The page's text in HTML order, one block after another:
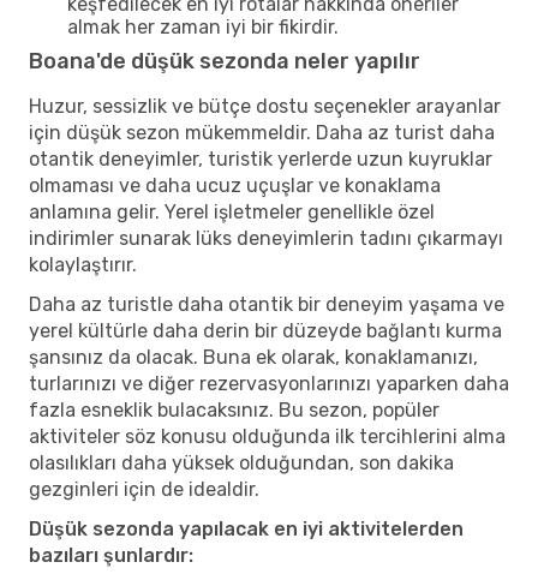
almak her zaman iyi bir fikirdir.
Boana'de düşük sezonda neler yapılır
Huzur, sessizlik ve bütçe dostu seçenekler arayanlar
için düşük sezon mükemmeldir. Daha az turist daha
otantik deneyimler, turistik yerlerde uzun kuyruklar
olmaması ve daha ucuz uçuşlar ve konaklama
anlamına gelir. Yerel işletmeler genellikle özel
indirimler sunarak lüks deneyimlerin tadını çıkarmayı
kolaylaştırır.
Daha az turistle daha otantik bir deneyim yaşama ve
yerel kültürle daha derin bir düzeyde bağlantı kurma
şansınız da olacak. Buna ek olarak, konaklamanızı,
turlarınızı ve diğer rezervasyonlarınızı yaparken daha
fazla esneklik bulacaksınız. Bu sezon, popüler
aktiviteler söz konusu olduğunda ilk tercihlerini alma
olasılıkları daha yüksek olduğundan, son dakika
gezginleri için de idealdir.
Düşük sezonda yapılacak en iyi aktivitelerden
bazıları şunlardır: